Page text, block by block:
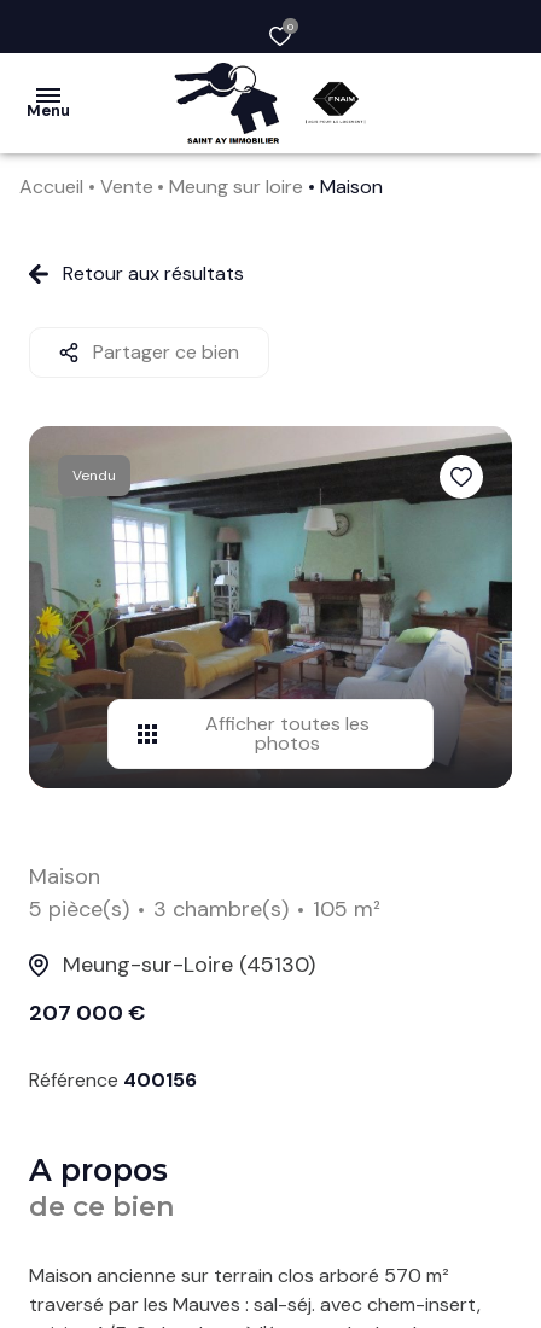
0
Menu
vendre
société
services
clients
contact
Accueil Vente Meung sur loire Maison
Retour aux résultats
Partager ce bien
Vendu
Afficher toutes les
photos
Maison
5 pièce(s)
3 chambre(s)
105 m²
Meung-sur-Loire (45130)
207 000 €
Référence 400156
A propos
de ce bien
Maison ancienne sur terrain clos arboré 570 m²
traversé par les Mauves : sal-séj. avec chem-insert,